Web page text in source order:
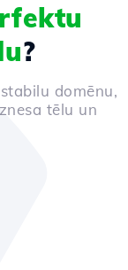
?
domēnu,
tēlu un